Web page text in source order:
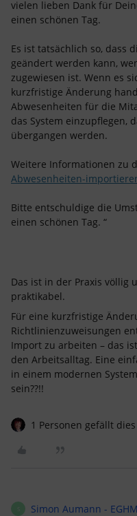
vielen lieben Dank für
einen schönen Tag.
Es ist tatsächlich so, dass
geändert werden kann,
zugewiesen ist. Wenn es
kurzfristige Änderung
Abwesenheiten für die
das System einzupflegen,
übergangen werden.
Weitere Informationen zu
Abwesenheiten-
Bitte entschuldige die
einen schönen Tag. “
Das ist in der Praxis
praktikabel.
Für eine kurzfristige
Richtlinienzuweisungen
Import zu arbeiten – das
den Arbeitsalltag. Eine
in einem modernen
sein??!!
1 Personen gefällt dies
Simon Aumann - EGHM